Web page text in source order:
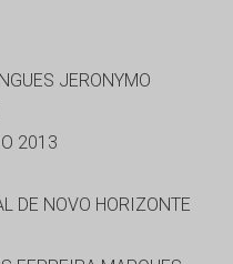
JERONYMO
2013
DE NOVO HORIZONTE